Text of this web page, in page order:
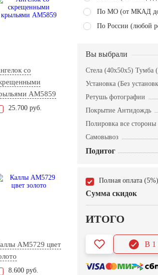
со
AM5859
25.700 руб.
AM5729 цвет
8.600 руб.
По МО (от МКАД
По России (любой
Вы выбрали
Стела (40x50x5) Тумба
Установка (Без
Ретушь фотографии
Покрытие Антидождь
Полировка все стороны
Самовывоз
Подитог
Полная оплата (5%)
Сумма скидок
ИТОГО
В 1